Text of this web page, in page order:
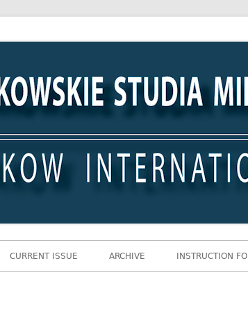
CURRENT ISSUE ARCHIVE INSTRUCTION